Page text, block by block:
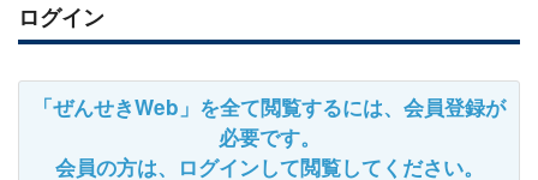
ログイン
「ぜんせきWeb」を全て閲覧するには、会員登録が
必要です。
会員の方は、ログインして閲覧してください。